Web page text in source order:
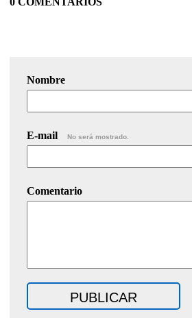
Nombre
E-mail No será mostrado.
Comentario